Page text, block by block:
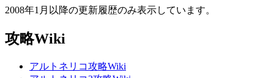
2008年1月以降の更新履歴のみ表示しています。
攻略Wiki
アルトネリコ攻略Wiki